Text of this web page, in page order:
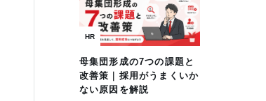
HR
母集団形成の7つの課題と
改善策｜採用がうまくいか
ない原因を解説